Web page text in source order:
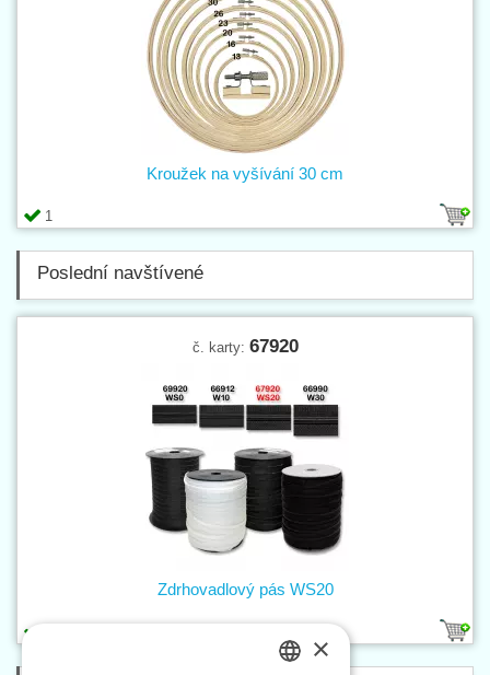
1
Kroužek na vyšívání 30 cm
Poslední navštívené
č. karty: 67920
Zdrhovadlový pás WS20
×